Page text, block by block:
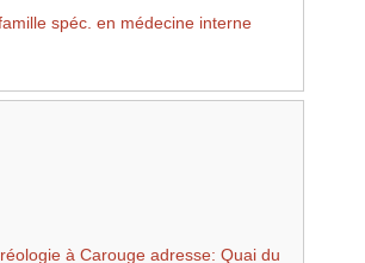
spéc. en médecine interne
à Carouge adresse: Quai du